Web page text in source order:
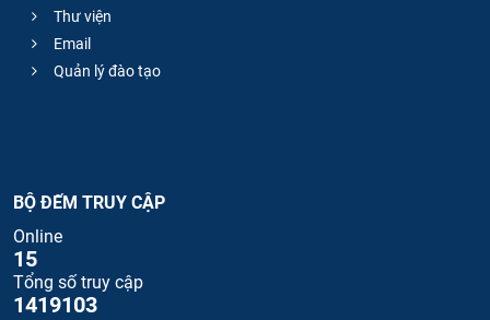
Thư viện
Email
Quản lý đào tạo
BỘ ĐẾM TRUY CẬP
Online
15
Tổng số truy cập
1419103